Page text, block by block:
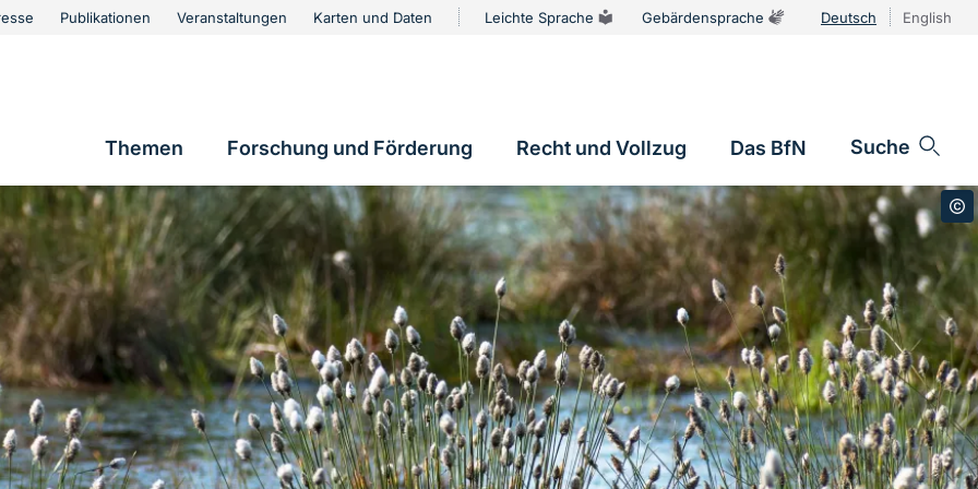
Publikationen Veranstaltungen Karten und Daten Leichte Sprache Gebärdensprache Deutsch English
Hauptnavigation
Themen Forschung und Förderung Recht und Vollzug Das BfN Suche